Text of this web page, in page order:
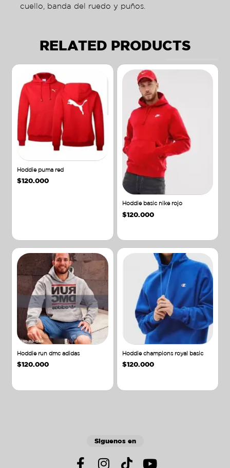
cuello, banda del ruedo y puños.
RELATED PRODUCTS
Hoddie puma red
$120.000
Hoddie basic nike rojo
$120.000
Hoddie run dmc adidas
$120.000
Hoddie champions royal basic
$120.000
Siguenos en